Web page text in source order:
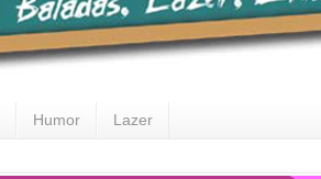
Humor Lazer